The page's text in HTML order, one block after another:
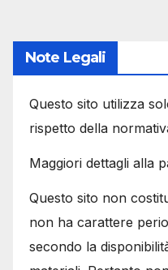
articoli
Note Legali
Questo sito utilizza
rispetto della
Maggiori dettagli alla
Questo sito non
non ha carattere
secondo la